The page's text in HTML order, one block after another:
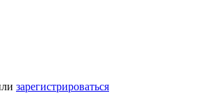
зарегистрироваться